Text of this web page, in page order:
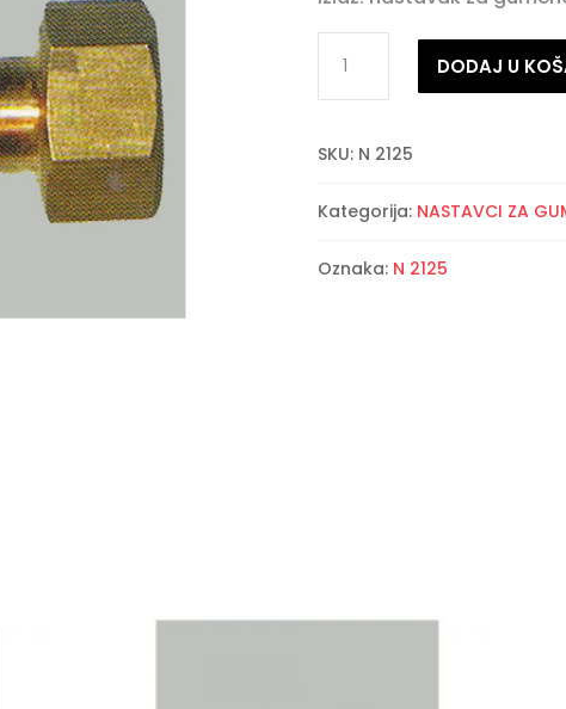
muški
F1/4"
količina
DODAJ U
SKU: N 2125
Kategorija: NASTAVCI ZA
Oznaka: N 2125